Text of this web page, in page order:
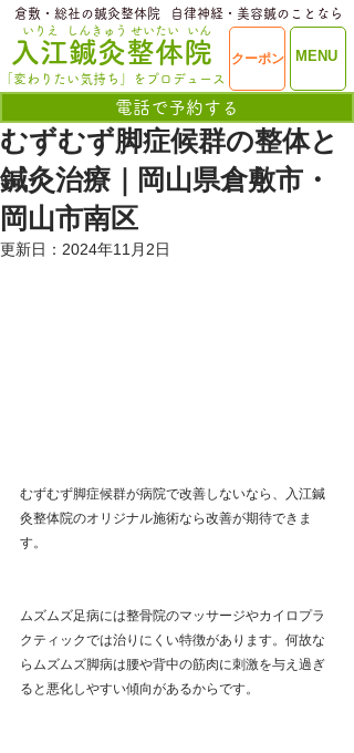
ME
​入江鍼灸整体院
いりえ
MENU
クーポン
電話で予約する
せいたい
しんきゅう いん
「変わりたい気持ち」をプロデュース
​倉敷・総社の鍼灸整体院 ​自律神経・美容鍼のことなら
むずむず脚症候群の整体と
鍼灸治療｜岡山県倉敷市・
岡山市南区
更新日： 2024年11月2日
むずむず脚症候群が病院で改善しないなら、入江鍼
灸整体院のオリジナル施術なら改善が期待できま
す。
ムズムズ足病には整骨院のマッサージやカイロプラ
クティックでは治りにくい特徴があります。何故な
らムズムズ脚病は腰や背中の筋肉に刺激を与え過ぎ
ると悪化しやすい傾向があるからです。